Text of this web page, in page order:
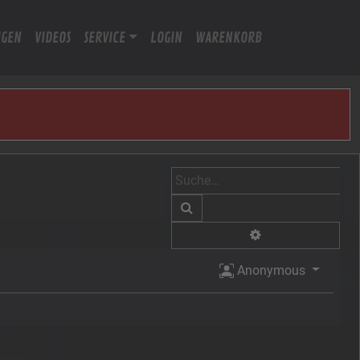
VIDEOS SERVICE LOGIN WARENKORB
Anonymous